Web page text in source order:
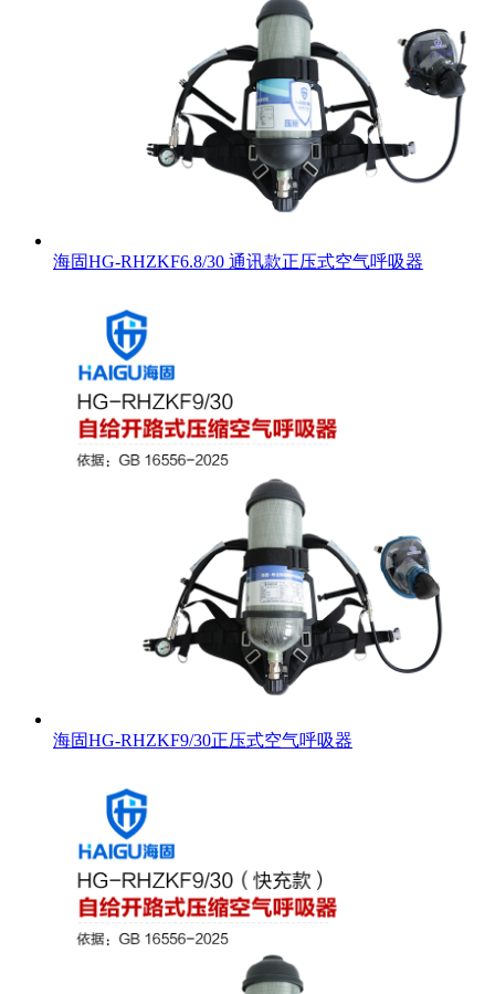
海固HG-RHZKF6.8/30 通讯款正压式空气呼吸器
海固HG-RHZKF9/30正压式空气呼吸器